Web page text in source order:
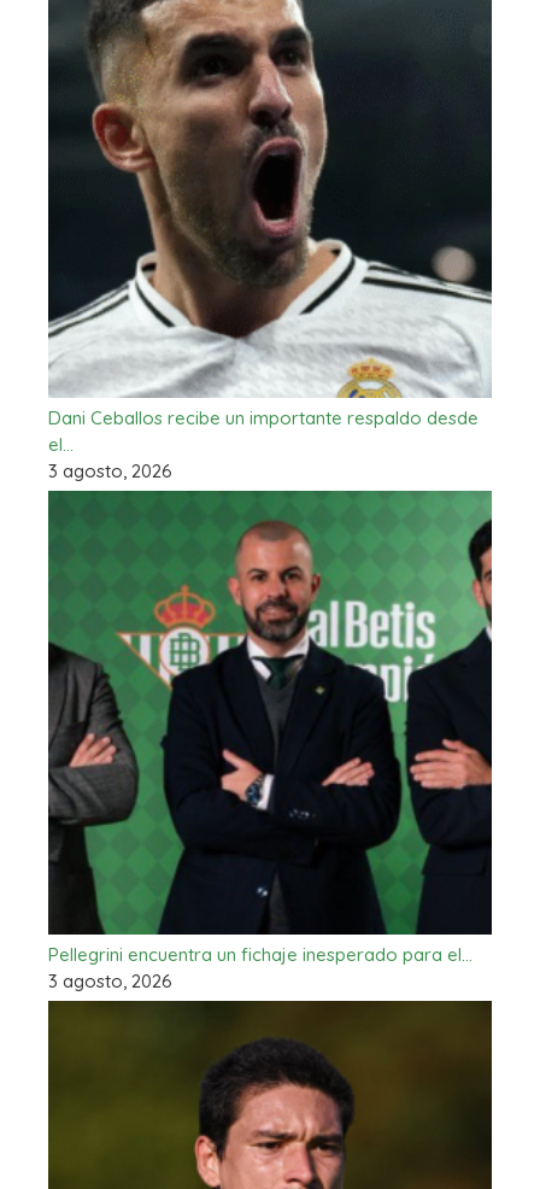
Dani Ceballos recibe un importante respaldo desde
el…
3 agosto, 2026
Pellegrini encuentra un fichaje inesperado para el…
3 agosto, 2026